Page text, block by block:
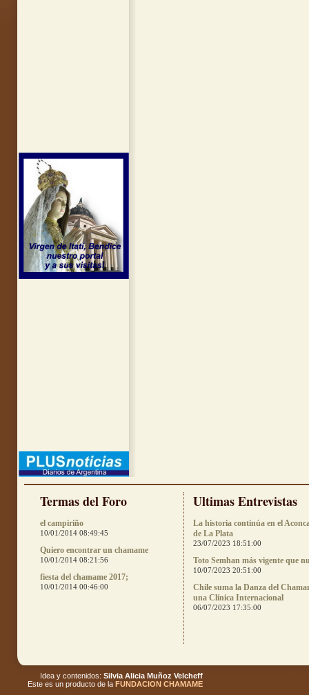
Termas del Foro
el campiriño
10/01/2014 08:49:45
Quiero encontrar un chamame
10/01/2014 08:21:56
fiesta del chamame 2017;
10/01/2014 00:46:00
Ultimas Entrevistas
La historia continúa en el
de La Plata
23/07/2023 18:51:00
Toto Semhan más vigente que
10/07/2023 20:51:00
Chile suma la Danza del
una Clínica Internacional
06/07/2023 17:35:00
Idea y contenidos: Silvia Alicia Muñoz Velcheff
Este es un producto de la FUNDACION CHAMAME